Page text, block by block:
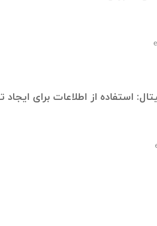
استفاده از اطلاعات برای ایجاد